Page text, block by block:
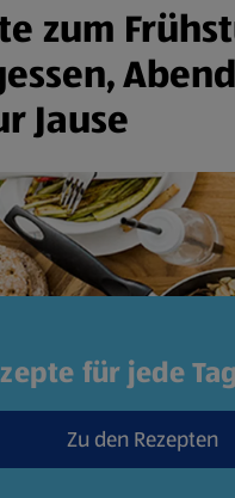
zum
Jause
für jede
Zu den Rezepten